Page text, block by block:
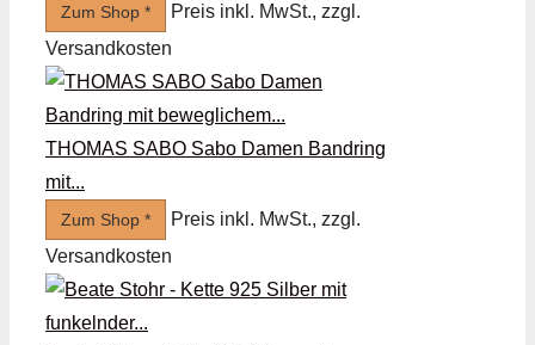
Zum Shop *
Preis inkl. MwSt., zzgl.
Versandkosten
THOMAS SABO Sabo Damen Bandring
mit...
Zum Shop *
Preis inkl. MwSt., zzgl.
Versandkosten